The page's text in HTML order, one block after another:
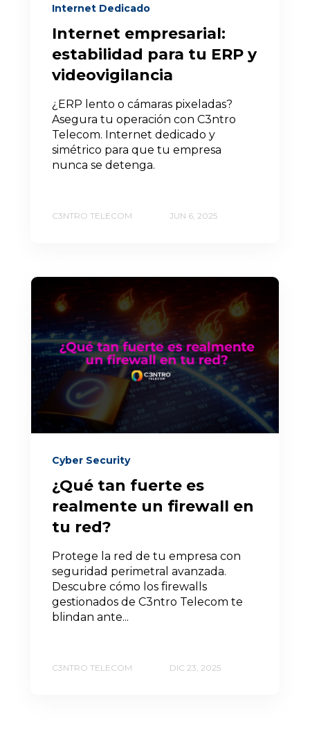
Internet Dedicado
Internet empresarial:
estabilidad para tu ERP y
videovigilancia
¿ERP lento o cámaras pixeladas?
Asegura tu operación con C3ntro
Telecom. Internet dedicado y
simétrico para que tu empresa
nunca se detenga.
C3NTRO TELECOM JUN 6, 2025
Cyber Security
¿Qué tan fuerte es
realmente un firewall en
tu red?
Protege la red de tu empresa con
seguridad perimetral avanzada.
Descubre cómo los firewalls
gestionados de C3ntro Telecom te
blindan ante...
C3NTRO TELECOM DIC 23, 2025